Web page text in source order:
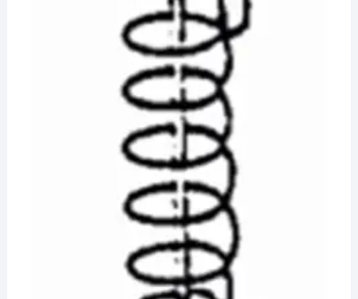
¡Hola! Soy el asesor virtual de Ferretería El Arroyo.
Cuéntame qué necesitas y te ayudo a encontrarlo,
aunque no sepas el nombre exacto